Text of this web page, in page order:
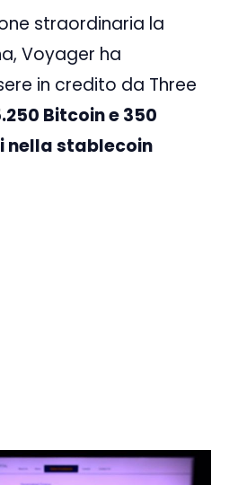
straordinaria la
Voyager ha
in credito da Three
Bitcoin e 350
nella stablecoin